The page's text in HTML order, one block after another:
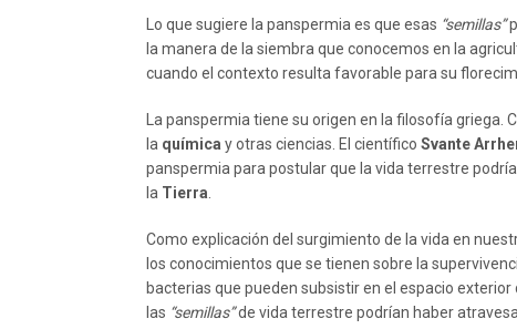
Lo que sugiere la panspermia es que esas “semillas”
la manera de la siembra que conocemos en la
cuando el contexto resulta favorable para su
La panspermia tiene su origen en la filosofía griega.
la química y otras ciencias. El científico Svante
panspermia para postular que la vida terrestre
la Tierra
Como explicación del surgimiento de la vida en
los conocimientos que se tienen sobre la
bacterias que pueden subsistir en el espacio
las “semillas”de vida terrestre podrían haber